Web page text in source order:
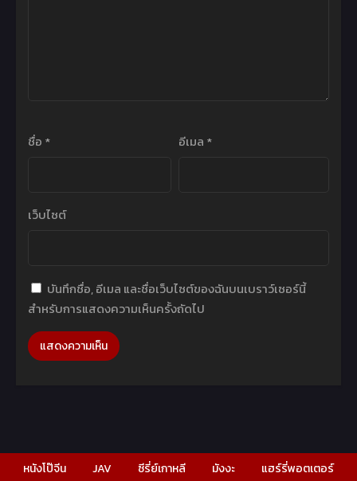
ชื่อ * อีเมล *
เว็บไซต์
บันทึกชื่อ, อีเมล และชื่อเว็บไซต์ของฉันบนเบราว์เซอร์นี้
สำหรับการแสดงความเห็นครั้งถัดไป
หนังโป๊จีน JAV ซีรี่ย์เกาหลี มังงะ แฮร์รี่พอตเตอร์